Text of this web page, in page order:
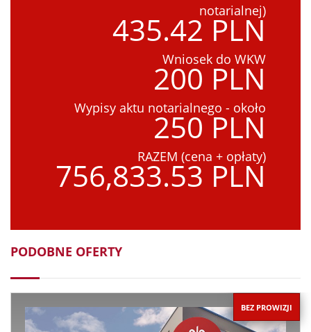
notarialnej)
435.42 PLN
Wniosek do WKW
200 PLN
Wypisy aktu notarialnego - około
250 PLN
RAZEM (cena + opłaty)
756,833.53 PLN
PODOBNE OFERTY
BEZ PROWIZJI